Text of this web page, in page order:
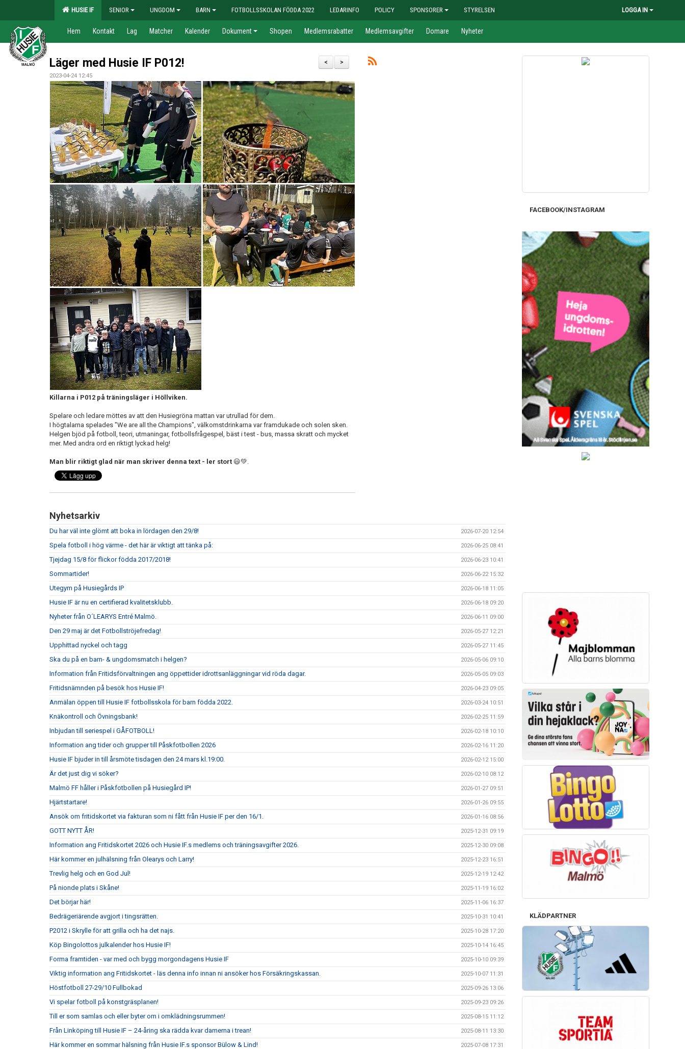
HUSIE IF SENIOR UNGDOM BARN FOTBOLLSSKOLAN FÖDDA 2022 LEDARINFO POLICY SPONSORER STYRELSEN LOGGA IN
Hem Kontakt Lag Matcher Kalender Dokument Shopen Medlemsrabatter Medlemsavgifter Domare Nyheter
>
<
Läger med Husie IF P012!
2023-04-24 12:45
Killarna i P012 på träningsläger i Höllviken.
Spelare och ledare möttes av att den Husiegröna mattan var utrullad för dem.
I högtalarna spelades "We are all the Champions", välkomstdrinkarna var framdukade och solen sken.
Helgen bjöd på fotboll, teori, utmaningar, fotbollsfrågespel, bäst i test - bus, massa skratt och mycket
mer. Med andra ord en riktigt lyckad helg!
Man blir riktigt glad när man skriver denna text - ler stort 😃💚.
Nyhetsarkiv
Du har väl inte glömt att boka in lördagen den 29/8! 2026-07-20 12:54
Spela fotboll i hög värme - det här är viktigt att tänka på: 2026-06-25 08:41
Tjejdag 15/8 för flickor födda 2017/2018! 2026-06-23 10:41
Sommartider! 2026-06-22 15:32
Utegym på Husiegårds IP 2026-06-18 11:05
Husie IF är nu en certifierad kvalitetsklubb. 2026-06-18 09:20
Nyheter från O´LEARYS Entré Malmö. 2026-06-11 09:00
Den 29 maj är det Fotbollströjefredag! 2026-05-27 12:21
Upphittad nyckel och tagg 2026-05-27 11:45
Ska du på en barn- & ungdomsmatch i helgen? 2026-05-06 09:10
Information från Fritidsförvaltningen ang öppettider idrottsanläggningar vid röda dagar. 2026-05-05 09:03
Fritidsnämnden på besök hos Husie IF! 2026-04-23 09:05
Anmälan öppen till Husie IF fotbollsskola för barn födda 2022. 2026-03-24 10:51
Knäkontroll och Övningsbank! 2026-02-25 11:59
Inbjudan till seriespel i GÅFOTBOLL! 2026-02-18 10:10
Information ang tider och grupper till Påskfotbollen 2026 2026-02-16 11:20
Husie IF bjuder in till årsmöte tisdagen den 24 mars kl.19:00. 2026-02-12 15:00
Är det just dig vi söker? 2026-02-10 08:12
Malmö FF håller i Påskfotbollen på Husiegård IP! 2026-01-27 09:51
Hjärtstartare! 2026-01-26 09:55
Ansök om fritidskortet via fakturan som ni fått från Husie IF per den 16/1. 2026-01-16 08:56
GOTT NYTT ÅR! 2025-12-31 09:19
Information ang Fritidskortet 2026 och Husie IF.s medlems och träningsavgifter 2026. 2025-12-30 09:08
Här kommer en julhälsning från Olearys och Larry! 2025-12-23 16:51
Trevlig helg och en God Jul! 2025-12-19 12:42
På nionde plats i Skåne! 2025-11-19 16:02
Det börjar här! 2025-11-06 16:37
Bedrägeriärende avgjort i tingsrätten. 2025-10-31 10:41
P2012 i Skrylle för att grilla och ha det najs. 2025-10-28 17:20
Köp Bingolottos julkalender hos Husie IF! 2025-10-14 16:45
Forma framtiden - var med och bygg morgondagens Husie IF 2025-10-10 09:39
Viktig information ang Fritidskortet - läs denna info innan ni ansöker hos Försäkringskassan. 2025-10-07 11:31
Höstfotboll 27-29/10 Fullbokad 2025-09-26 13:06
Vi spelar fotboll på konstgräsplanen! 2025-09-23 09:26
Till er som samlas och eller byter om i omklädningsrummen! 2025-08-15 11:12
Från Linköping till Husie IF – 24-åring ska rädda kvar damerna i trean! 2025-08-11 13:30
Här kommer en sommar hälsning från Husie IF.s sponsor Bülow & Lind! 2025-07-08 17:31
FACEBOOK/INSTAGRAM
KLÄDPARTNER